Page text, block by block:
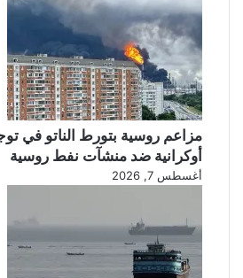
مزاعم روسية بتورط الناتو في
أوكرانية ضد منشآت نفط روسية
أغسطس 7, 2026